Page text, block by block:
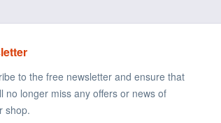
to the free newsletter and ensure that
no longer miss any offers or news of
shop.